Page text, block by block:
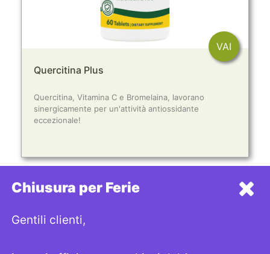
VAI
Quercitina Plus
Quercitina, Vitamina C e Bromelaina, lavorano
sinergicamente per un'attività antiossidante
eccezionale!
Chiusura per Ferie
Gentili clienti,